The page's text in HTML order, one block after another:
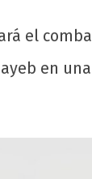
el
en